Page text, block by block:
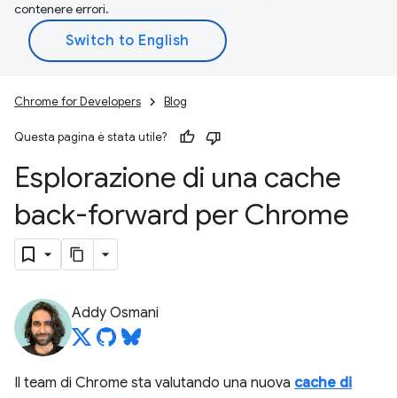
contenere errori.
Chrome for Developers Blog
Questa pagina è stata utile?
Esplorazione di una cache
back-forward per Chrome
Addy Osmani
Il team di Chrome sta valutando una nuova cache di